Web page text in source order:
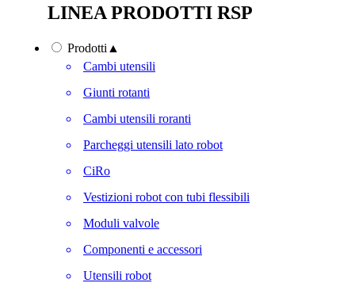
LINEA PRODOTTI RSP
Prodotti ▲
Cambi utensili
Giunti rotanti
Cambi utensili roranti
Parcheggi utensili lato robot
CiRo
Vestizioni robot con tubi flessibili
Moduli valvole
Componenti e accessori
Utensili robot